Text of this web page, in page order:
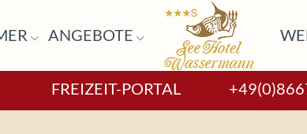
ANGEBOTE
FREIZEIT-PORTAL